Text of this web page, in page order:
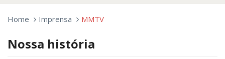
Home Imprensa MMTV
Nossa história